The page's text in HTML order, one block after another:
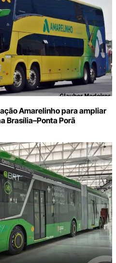
Amarelinho para ampliar
Brasília–Ponta Porã